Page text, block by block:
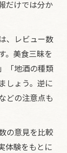
だけでは分か
、レビュー数
。美食三昧を
「地酒の種類
しょう。逆に
どの注意点も
の意見を比較
体験をもとに